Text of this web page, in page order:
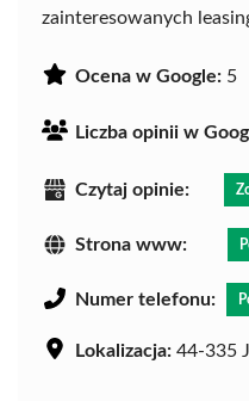
zainteresowanych
Ocena w Google: 5
Liczba opinii w
Czytaj opinie:
Strona www:
Numer telefonu:
Lokalizacja: 44-335